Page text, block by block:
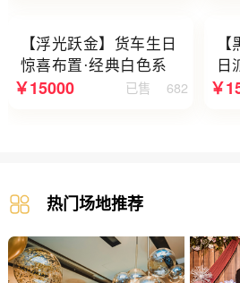
【浮光跃金】货车生日
惊喜布置·经典白色系
￥15000 682
已售
日
￥
热门场地推荐